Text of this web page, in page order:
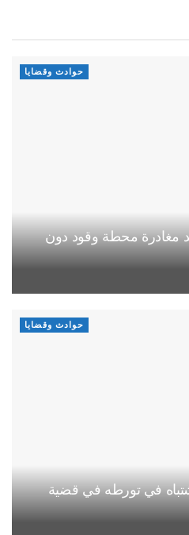
حوادث وقضايا
مغادرة محطة وقود دون
حوادث وقضايا
في تورطه في قضية